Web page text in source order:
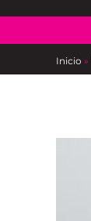
Inicio »